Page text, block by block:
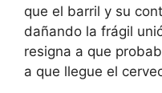
que el barril y su
dañando la frágil
resigna a que
a que llegue el